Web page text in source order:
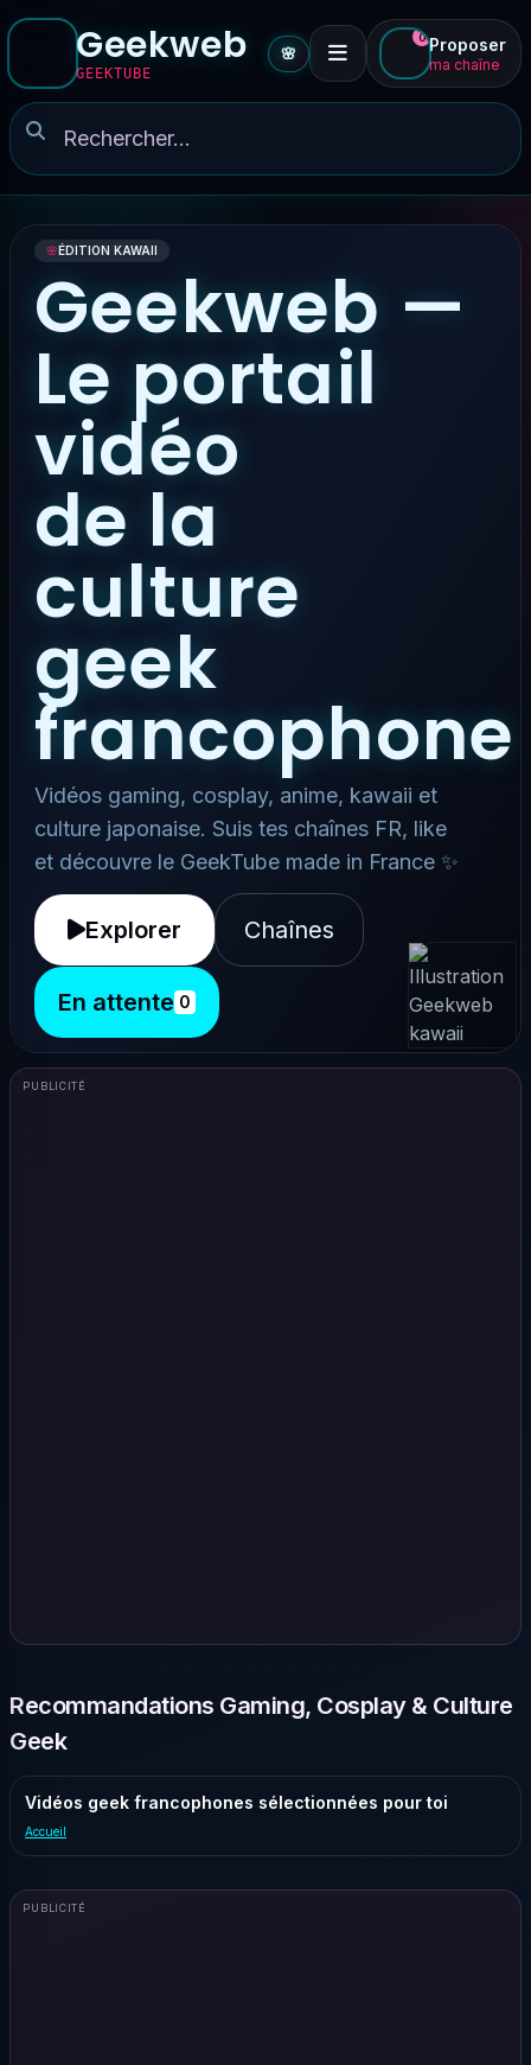
Geekweb
GEEKTUBE
🌸
0 Proposer
ma chaîne
🌸ÉDITION KAWAII
Geekweb —
Le portail
vidéo
de la
culture
geek
francophone
Vidéos gaming, cosplay, anime, kawaii et
culture japonaise. Suis tes chaînes FR, like
et découvre le GeekTube made in France ✨
Explorer Chaînes
En attente 0
PUBLICITÉ
Recommandations Gaming, Cosplay & Culture
Geek
Vidéos geek francophones sélectionnées pour toi
Accueil
PUBLICITÉ